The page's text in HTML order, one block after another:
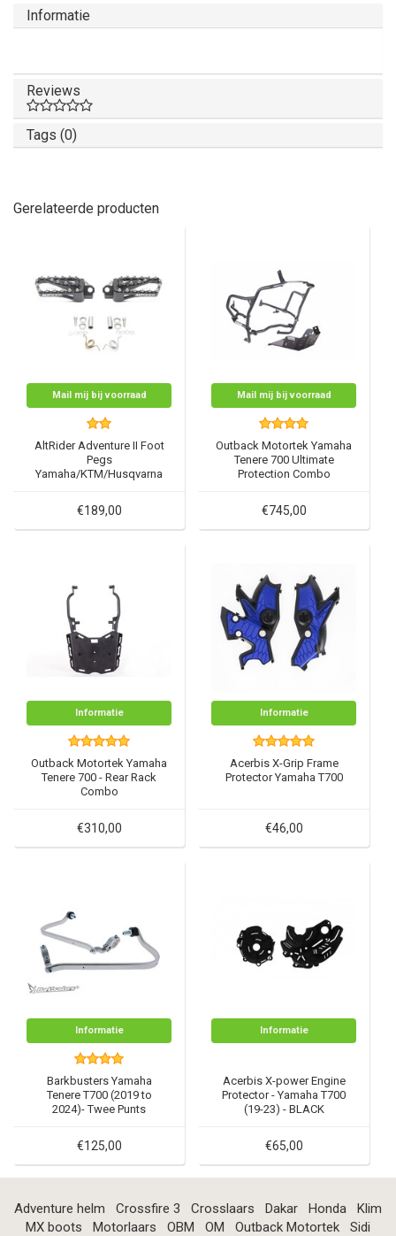
Informatie
Reviews
Tags (0)
Gerelateerde producten
Mail mij bij voorraad
AltRider Adventure II Foot
Pegs
Yamaha/KTM/Husqvarna
€189,00
Mail mij bij voorraad
Outback Motortek Yamaha
Tenere 700 Ultimate
Protection Combo
€745,00
Informatie
Outback Motortek Yamaha
Tenere 700 - Rear Rack
Combo
€310,00
Informatie
Acerbis X-Grip Frame
Protector Yamaha T700
€46,00
Informatie
Barkbusters Yamaha
Tenere T700 (2019 to
2024)- Twee Punts
€125,00
Informatie
Acerbis X-power Engine
Protector - Yamaha T700
(19-23) - BLACK
€65,00
Adventure helm Crossfire 3 Crosslaars Dakar Honda
Klim
MX boots
Motorlaars OBM OM Outback Motortek
Sidi